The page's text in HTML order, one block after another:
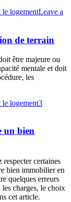
le logementLeave a
de terrain
être majeure ou
mentale et doit
les
le logement3
un bien
certaines
bien immobilier en
quelques erreurs
charges, le choix
cet article.